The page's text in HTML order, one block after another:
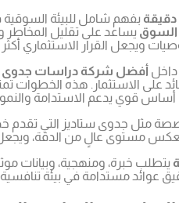
دقيقة بفهم شامل للبيئة السوقية
السوق يساعد على تقليل المخاطر
ويجعل القرار الاستثماري
داخل أفضل شركة دراسات جدوى
على الاستثمار. هذه الخطوات
أساس قوي يدعم الاستدامة
مثل جدوى ستاديز التي تقدم
يعكس مستوى عالٍ من الدقة،
يتطلب خبرة، ومنهجية، وبيانات
عوائد مستدامة في بيئة